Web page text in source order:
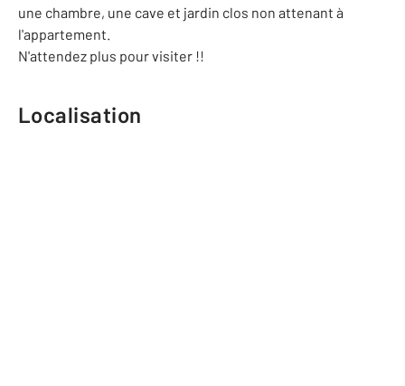
une chambre, une cave et jardin clos non attenant à
l'appartement.
N'attendez plus pour visiter !!
Localisation